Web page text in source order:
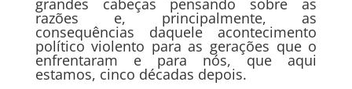
grandes cabeças pensando sobre as
razões e, principalmente, as
consequências daquele acontecimento
político violento para as gerações que o
enfrentaram e para nós, que aqui
estamos, cinco décadas depois.